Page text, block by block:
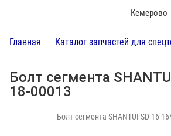
Кемерово
Главная Каталог запчастей для
Болт сегмента
18-00013
Болт сегмента SHANTUI SD-16